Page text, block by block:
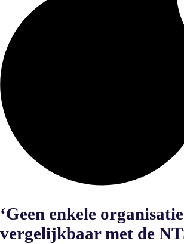
‘Geen enkele
vergelijkbaar met de